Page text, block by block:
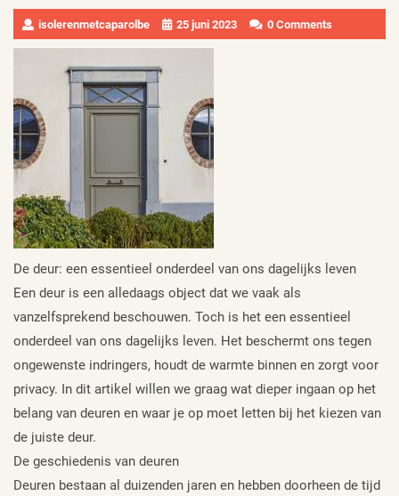
isolerenmetcaparolbe 25 juni 2023 0 Comments
De deur: een essentieel onderdeel van ons dagelijks leven
Een deur is een alledaags object dat we vaak als
vanzelfsprekend beschouwen. Toch is het een essentieel
onderdeel van ons dagelijks leven. Het beschermt ons tegen
ongewenste indringers, houdt de warmte binnen en zorgt voor
privacy. In dit artikel willen we graag wat dieper ingaan op het
belang van deuren en waar je op moet letten bij het kiezen van
de juiste deur.
De geschiedenis van deuren
Deuren bestaan al duizenden jaren en hebben doorheen de tijd